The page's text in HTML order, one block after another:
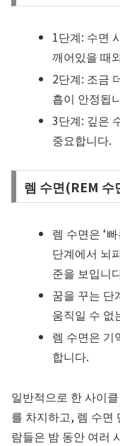
1단계: 수면
깨어있을 때
2단계: 조금
흡이 안정됩
3단계: 깊은
중요합니다.
렘 수면(REM 수
렘 수면은 ‘
단계에서 뇌
준을 보입니
꿈을 꾸는 단
움직일 수 없
렘 수면은 기
합니다.
일반적으로 한 사이
를 차지하고, 렘 수면
람들은 밤 동안 여러